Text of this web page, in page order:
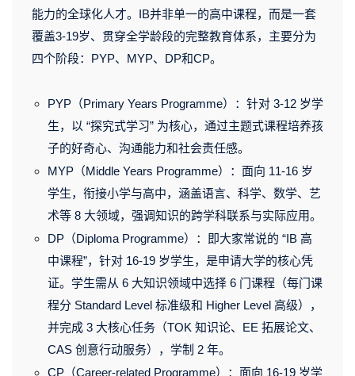
能力的全球化人才。IB并非单一的高中课程， 而是一套
覆盖3-19岁、贯穿全学龄段的完整教育体系，主要分为
四个阶段： PYP、MYP、DP和CP。
PYP（Primary Years Programme）： 针对 3-12 岁学
生，以 “探究式学习” 为核心，通过主题式课程培养孩
子的好奇心、沟通能力和社会责任感。
MYP（Middle Years Programme）： 面向 11-16 岁
学生，衔接小学与高中，涵盖语言、科学、数学、艺
术等 8 大领域，强调知识的跨学科联系与实际应用。
DP（Diploma Programme）：
即大家常说的 “IB 高
中课程”，针对 16-19 岁学生，是申请大学的核心凭
证。学生需从 6 大知识领域中选择 6 门课程（每门课
程分 Standard Level 标准级和 Higher Level 高级），
并完成 3 大核心任务（TOK 知识论、EE 拓展论文、
CAS 创意行动服务），学制 2 年。
CP（Career-related Programme）： 面向 16-19 岁学